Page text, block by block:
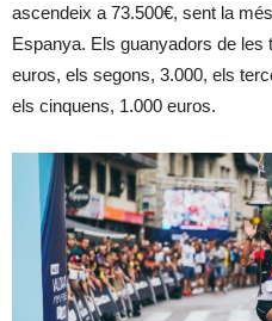
ascendeix a 73.500€, sent la
Espanya. Els guanyadors de les
euros, els segons, 3.000, els
els cinquens, 1.000 euros.